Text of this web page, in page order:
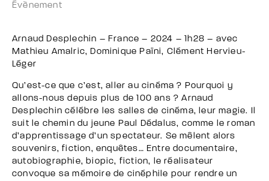
Évènement
Arnaud Desplechin – France – 2024 – 1h28 – avec
Mathieu Amalric, Dominique Païni, Clément Hervieu-
Léger
Qu’est-ce que c’est, aller au cinéma ? Pourquoi y
allons-nous depuis plus de 100 ans ? Arnaud
Desplechin célébre les salles de cinéma, leur magie. Il
suit le chemin du jeune Paul Dédalus, comme le roman
d’apprentissage d’un spectateur. Se mêlent alors
souvenirs, fiction, enquêtes… Entre documentaire,
autobiographie, biopic, fiction, le réalisateur
convoque sa mémoire de cinéphile pour rendre un